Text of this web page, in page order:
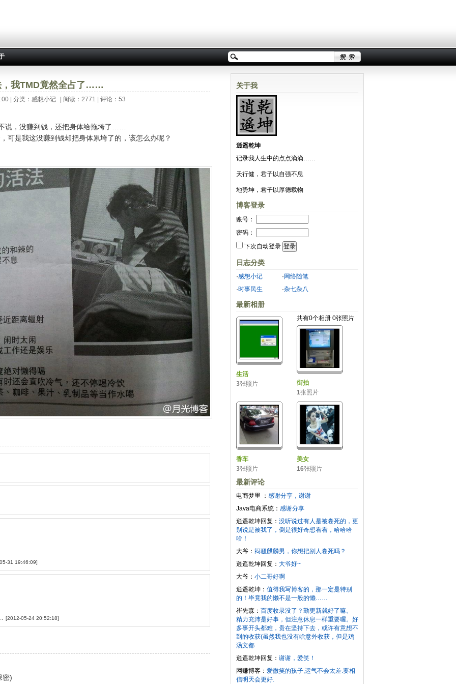
，我TMD竟然全占了……
| 分类： 感想小记 | 阅读：2771 | 评论：53
说，没赚到钱，还把身体给拖垮了……
可是我这没赚到钱却把身体累垮了的，该怎么办呢？
31 19:46:09]
[2012-05-24 20:52:18]
密)
关于我
逍遥乾坤
记录我人生中的点点滴滴……
天行健，君子以自强不息
地势坤，君子以厚德载物
博客登录
账号：
密码：
下次自动登录
日志分类
·感想小记 · 网络随笔
·时事民生 ·杂七杂八
最新相册
共有0个相册 0张照片
生活
3张照片
街拍
1张照片
香车
3张照片
美女
16张照片
最新评论
电商梦里 ： 感谢分享，谢谢
Java电商系统： 感谢分享
逍遥乾坤回复： 没听说过有人是被卷死的，更
别说是被我了，倒是很好奇想看看，哈哈哈
哈！
大爷： 闷骚麒麟男，你想把别人卷死吗？
逍遥乾坤回复： 大爷好~
大爷： 小二哥好啊
逍遥乾坤： 值得我写博客的，那一定是特别
的！毕竟我的懒不是一般的懒……
崔先森： 百度收录没了？勤更新就好了嘛。
精力充沛是好事，但注意休息一样重要喔。好
多事开头都难，贵在坚持下去，或许有意想不
到的收获(虽然我也没有啥意外收获，但是鸡
汤文都
逍遥乾坤回复： 谢谢，爱笑！
网赚博客： 爱微笑的孩子,运气不会太差.要相
信明天会更好.